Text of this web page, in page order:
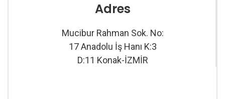
Adres
Mucibur Rahman Sok. No:
17 Anadolu İş Hanı K:3
D:11 Konak-İZMİR